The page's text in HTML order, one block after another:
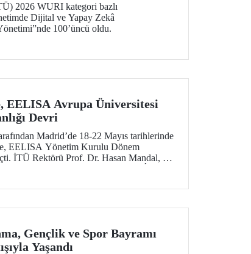
2026 WURI kategori bazlı
Dijital ve Yapay Zekâ
100’üncü oldu.
EELISA Avrupa Üniversitesi
Devri
Madrid’de 18-22 Mayıs tarihlerinde
EELISA Yönetim Kurulu Dönem
İTÜ Rektörü Prof. Dr. Hasan Mandal, 6
devretti.
Gençlik ve Spor Bayramı
Yaşandı